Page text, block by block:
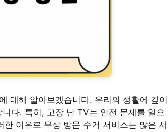
대해 알아보겠습니다. 우리의 생활에 깊이
다. 특히, 고장 난 TV는 안전 문제를 일으
이유로 무상 방문 수거 서비스는 많은 사